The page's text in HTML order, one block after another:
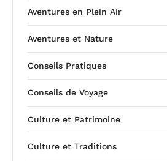
Aventures en Plein Air
Aventures et Nature
Conseils Pratiques
Conseils de Voyage
Culture et Patrimoine
Culture et Traditions